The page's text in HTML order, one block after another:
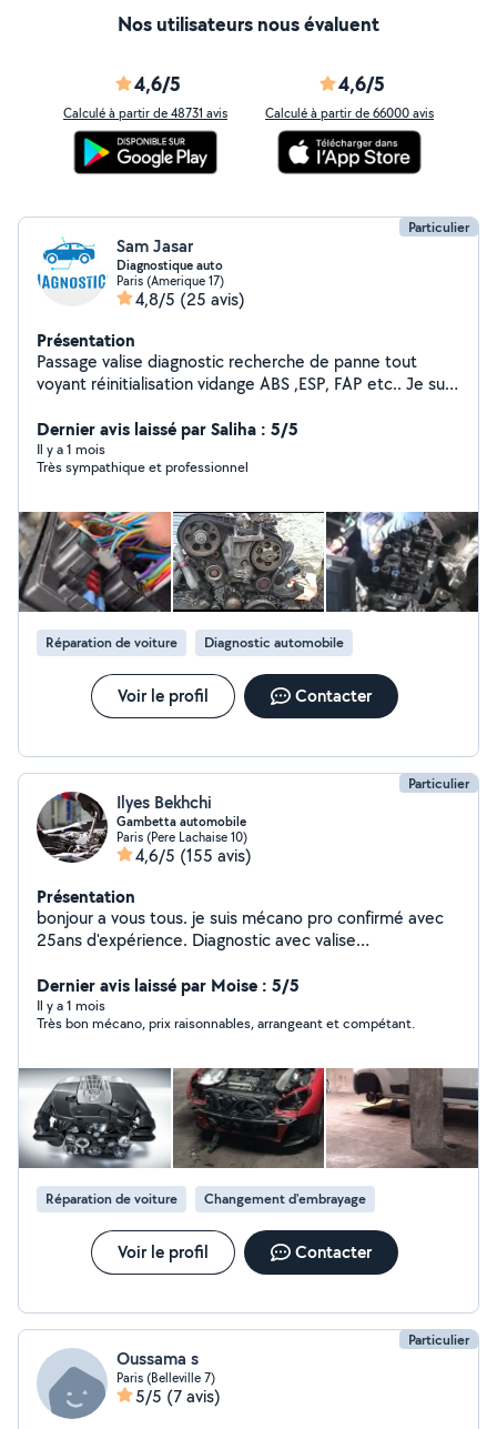
Nos utilisateurs nous évaluent
4,6/5
Calculé à partir de 48731 avis
4,6/5
Calculé à partir de 66000 avis
Particulier
Sam Jasar
Diagnostique auto
Paris (Amerique 17)
4,8/5 (25 avis)
Présentation
Passage valise diagnostic recherche de panne tout
voyant réinitialisation vidange ABS ,ESP, FAP etc.. Je suis
une panne dans votre véhicule quelques soit le voyant
possibilité de faire la réparation à domicile ou dans
votre lieu de travail Tout véhicules merci de me laisser
également du transport déménagement
Dernier avis laissé par Saliha : 5/5
Il y a 1 mois
Très sympathique et professionnel
Réparation de voiture Diagnostic automobile
Voir le profil Contacter
Particulier
Ilyes Bekhchi
Gambetta automobile
Paris (Pere Lachaise 10)
4,6/5 (155 avis)
Présentation
bonjour a vous tous. je suis mécano pro confirmé avec
25ans d'expérience. Diagnostic avec valise
voiture.TIKTOK ( lemecanoducoin )
Dernier avis laissé par Moise : 5/5
Il y a 1 mois
Très bon mécano, prix raisonnables, arrangeant et compétant.
Réparation de voiture Changement d'embrayage
Voir le profil Contacter
Particulier
Oussama s
Paris (Belleville 7)
5/5 (7 avis)